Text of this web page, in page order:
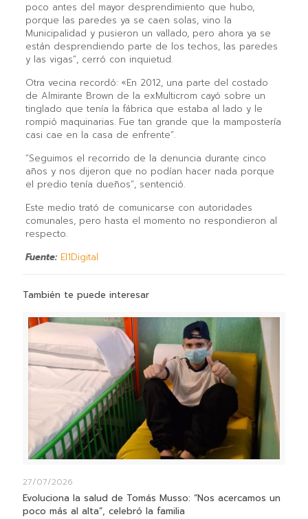
poco antes del mayor desprendimiento que hubo,
porque las paredes ya se caen solas, vino la
Municipalidad y pusieron un vallado, pero ahora ya se
están desprendiendo parte de los techos, las paredes
y las vigas”, cerró con inquietud.
Otra vecina recordó: «En 2012, una parte del costado
de Almirante Brown de la exMulticrom cayó sobre un
tinglado que tenía la fábrica que estaba al lado y le
rompió maquinarias. Fue tan grande que la mampostería
casi cae en la casa de enfrente”.
“Seguimos el recorrido de la denuncia durante cinco
años y nos dijeron que no podían hacer nada porque
el predio tenía dueños”, sentenció.
Este medio trató de comunicarse con autoridades
comunales, pero hasta el momento no respondieron al
respecto.
Fuente: El1Digital
También te puede interesar
27/07/2026
Evoluciona la salud de Tomás Musso: “Nos acercamos un
poco más al alta”, celebró la familia